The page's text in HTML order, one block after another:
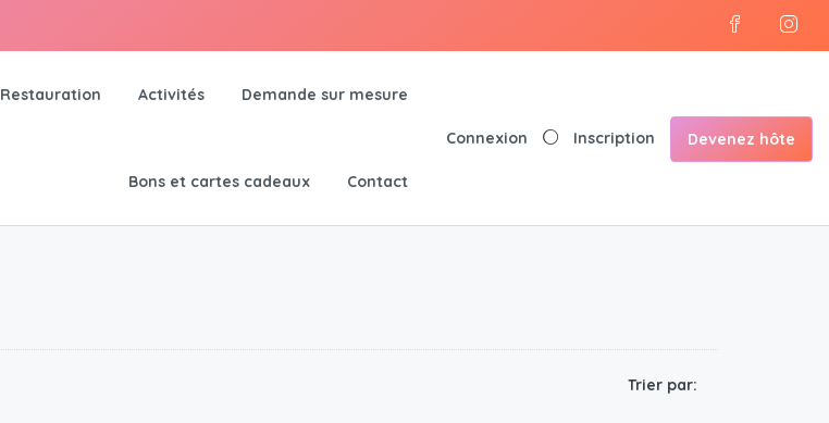
Restauration Activités Demande sur mesure
Bons et cartes cadeaux Contact
Connexion Inscription Devenez hôte
Trier par: